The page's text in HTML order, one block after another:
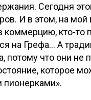
Сегодня
И в этом, на
кто-то
на Грефа… А
что они не
которое